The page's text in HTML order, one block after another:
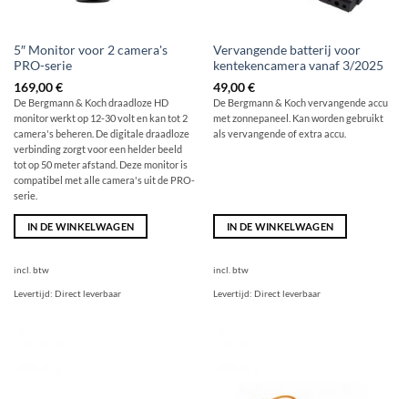
5″ Monitor voor 2 camera's
PRO-serie
169,00€
De Bergmann & Koch draadloze HD
monitor werkt op 12-30 volt en kan tot 2
camera's beheren. De digitale draadloze
verbinding zorgt voor een helder beeld
tot op 50 meter afstand. Deze monitor is
compatibel met alle camera's uit de PRO-
serie.
IN DE WINKELWAGEN
incl. btw
Levertijd: Direct leverbaar
Vervangende batterij voor
kentekencamera vanaf 3/2025
49,00€
De Bergmann & Koch vervangende accu
met zonnepaneel. Kan worden gebruikt
als vervangende of extra accu.
IN DE WINKELWAGEN
incl. btw
Levertijd: Direct leverbaar